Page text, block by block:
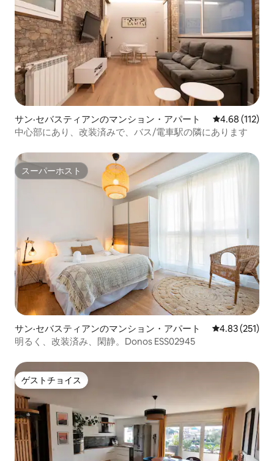
サン·セバスティアンのマンション・アパート レビュー112
4.68 (112)
中心部にあり、改装済みで、バス/電車駅の隣にあります
スーパーホスト
スーパーホスト
サン·セバスティアンのマンション・アパート レビュー251
4.83 (251)
明るく、改装済み、閑静。Donos ESS02945
ゲストチョイス
ゲストチョイス